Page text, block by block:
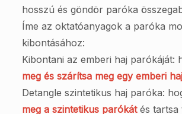
hosszú és göndör paróka
Íme az oktatóanyagok a paróka
kibontásához:
Kibontani az emberi haj parókáját:
meg és szárítsa meg egy emberi
Detangle szintetikus haj paróka:
meg a szintetikus parókátés tartsa